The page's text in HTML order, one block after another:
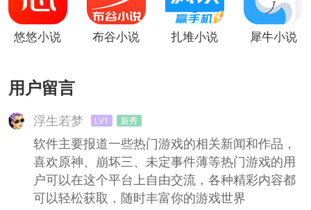
悠悠小说 布谷小说 扎堆小说 犀牛小说
用户留言
浮生若梦 LV1 新秀
软件主要报道一些热门游戏的相关新闻和作品，
喜欢原神、崩坏三、未定事件薄等热门游戏的用
户可以在这个平台上自由交流，各种精彩内容都
可以轻松获取，随时丰富你的游戏世界